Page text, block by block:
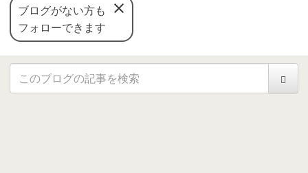
ブログがない方も
フォローできます